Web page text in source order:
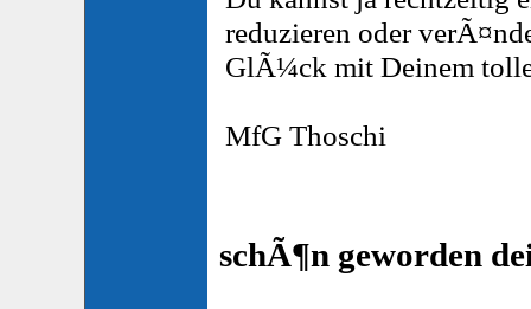
reduzieren oder
GlÃ¼ck mit Deinem
MfG Thoschi
schÃ¶n geworden